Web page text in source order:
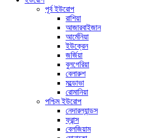
পূর্ব ইউরোপ
রাশিয়া
আজারবাইজান
আর্মেনিয়া
ইউক্রেন
জর্জিয়া
বুলগেরিয়া
বেলারুশ
মল্ডোভা
রোমানিয়া
পশ্চিম ইউরোপ
নেদারল্যান্ডস
ফ্রান্স
বেলজিয়াম